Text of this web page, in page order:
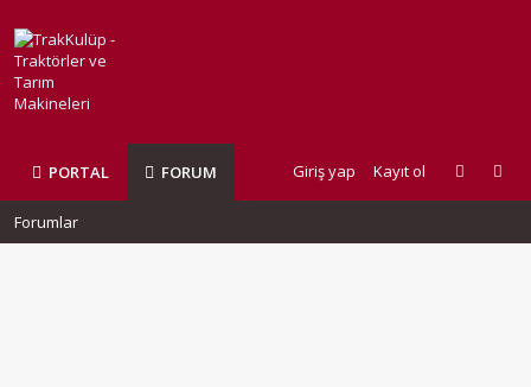
PORTAL FORUM Giriş yap Kayıt ol
Forumlar